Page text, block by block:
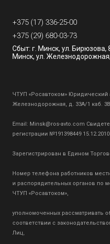
+375 (17) 336-25-00
+375 (29) 680-03-73
Сбыт: г. Минск, ул. Бирюзова,
Минск, ул.
ЧТУП «Росавтоком» Юридический
Железнодорожная, д. 33А/1 каб.
Email: Minsk@ros-avto.com
регистрации №191398449
Зарегистрирован в Едином
Номер телефона работников
и распорядительных органов по
ЧТУП «Росавтоком»,
уполномоченных рассматривать
соответствии с
Лиц,